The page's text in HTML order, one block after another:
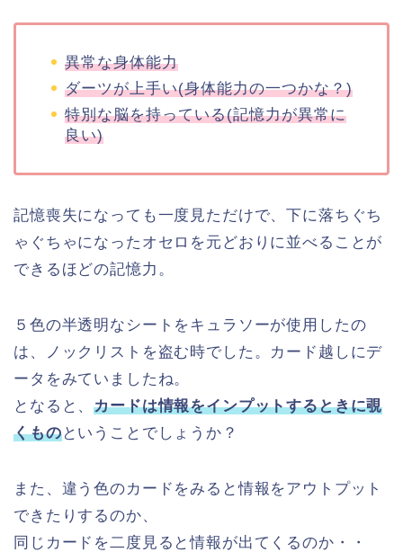
異常な身体能力
ダーツが上手い(身体能力の一つかな？)
特別な脳を持っている(記憶力が異常に
良い)
記憶喪失になっても一度見ただけで、下に落ちぐち
ゃぐちゃになったオセロを元どおりに並べることが
できるほどの記憶力。
５色の半透明なシートをキュラソーが使用したの
は、ノックリストを盗む時でした。カード越しにデ
ータをみていましたね。
となると、カードは情報をインプットするときに覗
くものということでしょうか？
また、違う色のカードをみると情報をアウトプット
できたりするのか、
同じカードを二度見ると情報が出てくるのか・・